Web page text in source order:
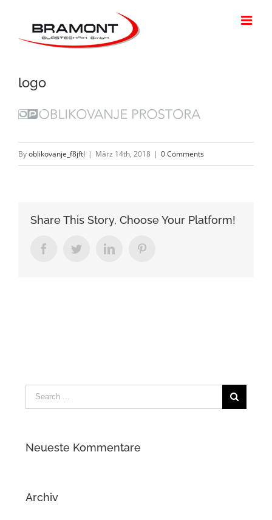
logo
Byoblikovanje_f8jftl | März 14th, 2018 | 0 Comments
Share This Story, Choose Your Platform!
FacebookTwitterLinkedIn
Search
Neueste Kommentare
Archiv